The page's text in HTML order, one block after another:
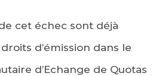
cet échec sont déjà
d’émission dans le
d’Echange de Quotas